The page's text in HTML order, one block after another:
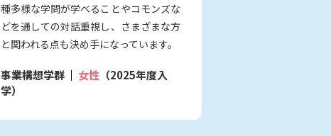
種多様な学問が学べることやコモンズな
どを通しての対話重視し、さまざまな方
と関われる点も決め手になっています。
事業構想学群 女性 （2025年度入
学）